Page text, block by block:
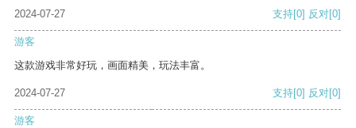
2024-07-27
支持[0] 反对[0]
游客
这款游戏非常好玩，画面精美，玩法丰富。
2024-07-27 支持[0] 反对[0]
游客